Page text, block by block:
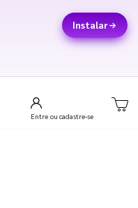
Instalar
Entre ou cadastre-se